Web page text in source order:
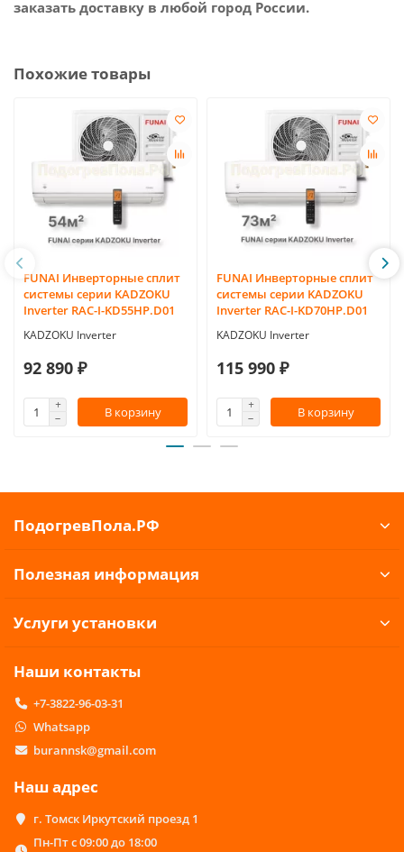
заказать доставку в любой город России.
Похожие товары
FUNAI Инверторные сплит
системы серии KADZOKU
Inverter RAC-I-KD55HP.D01
KADZOKU Inverter
92 890 ₽
В корзину
FUNAI Инверторные сплит
системы серии KADZOKU
Inverter RAC-I-KD70HP.D01
KADZOKU Inverter
115 990 ₽
В корзину
ПодогревПола.РФ
Полезная информация
Услуги установки
Наши контакты
+7-3822-96-03-31
Whatsapp
burannsk@gmail.com
Наш адрес
г. Томск Иркутский проезд 1
Пн-Пт с 09:00 до 18:00